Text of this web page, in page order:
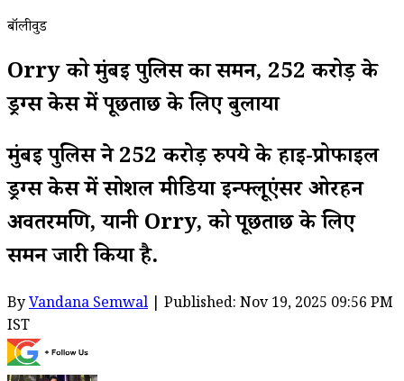
बॉलीवुड
Orry को मुंबई पुलिस का समन, 252 करोड़ के
ड्रग्स केस में पूछताछ के लिए बुलाया
मुंबई पुलिस ने 252 करोड़ रुपये के हाई-प्रोफाइल
ड्रग्स केस में सोशल मीडिया इन्फ्लूएंसर ओरहन
अवतरमणि, यानी Orry, को पूछताछ के लिए
समन जारी किया है.
ByVandana Semwal | Published: Nov 19, 2025 09:56 PM
IST